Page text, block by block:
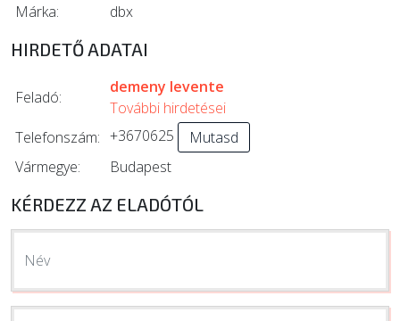
Márka:
dbx
HIRDETŐ ADATAI
Feladó:
demeny levente
További hirdetései
Telefonszám: +3670625
Mutasd
Vármegye:
Budapest
KÉRDEZZ AZ ELADÓTÓL
Név